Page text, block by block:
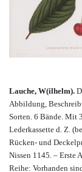
Lauche, W(ilhelm).
Abbildung,
Sorten. 6 Bände. Mit
Lederkassette d. Z.
Rücken- und
Nissen 1145. – Erste
Reihe: Vorhanden